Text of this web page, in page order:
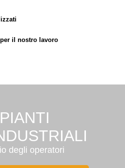
il nostro lavoro
degli operatori